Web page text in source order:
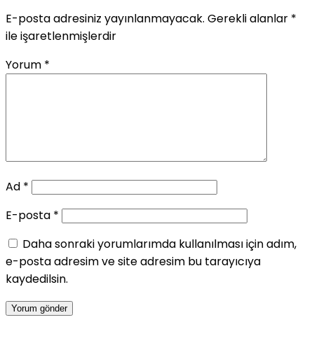
E-posta adresiniz yayınlanmayacak. Gerekli alanlar *
ile işaretlenmişlerdir
Yorum *
Ad *
E-posta *
Daha sonraki yorumlarımda kullanılması için adım,
e-posta adresim ve site adresim bu tarayıcıya
kaydedilsin.